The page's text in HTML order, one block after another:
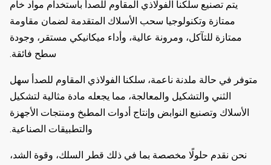
يتم تصنيع سلكنا الفولاذي المقاوم للصدأ باستخدام مواد خام
ممتازة وتكنولوجيا سحب الأسلاك المتقدمة لضمان مقاومة
ممتازة للتآكل، ومرونة عالية، وأداء ميكانيكي مستقر، وجودة
سطح فائقة.
متوفر في حالة ملدنة ناعمة، سلكنا الفولاذي المقاوم للصدأ سهل
الثني والتشكيل والمعالجة، مما يجعله مادة مثالية لتشكيل
الأسلاك وتصنيع النوابض وإنتاج أدوات المطبخ ومنتجات الأجهزة
والتطبيقات الصناعية.
نحن نقدم حلولًا مخصصة بما في ذلك قطر السلك، وقوة الشد،